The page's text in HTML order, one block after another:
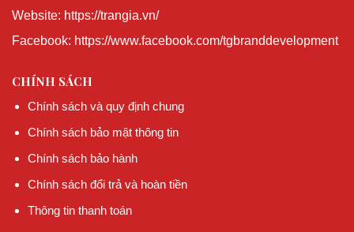
Website: https://trangia.vn/
Facebook: https://www.facebook.com/tgbranddevelopment
CHÍNH SÁCH
Chính sách và quy định chung
Chính sách bảo mật thông tin
Chính sách bảo hành
Chính sách đổi trả và hoàn tiền
Thông tin thanh toán